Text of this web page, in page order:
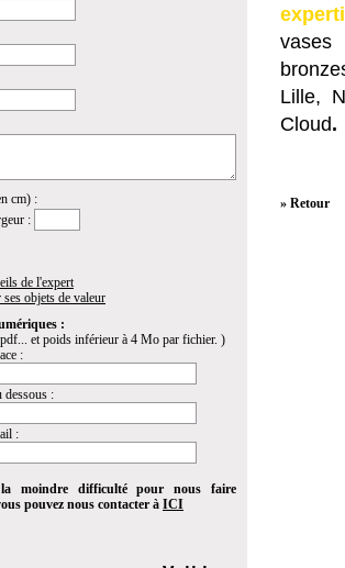
cm) :
:
de l'expert
objets de valeur
:
et poids inférieur à 4 Mo par fichier. )
:
dessous :
:
moindre difficulté pour nous faire
pouvez nous contacter à ICI
vases
Lille,
Cloud.
» Retour